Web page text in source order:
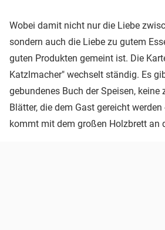
Wobei damit nicht nur die Liebe
sondern auch die Liebe zu gutem
guten Produkten gemeint ist. Die
Katzlmacher" wechselt ständig. Es
gebundenes Buch der Speisen,
Blätter, die dem Gast gereicht werden
kommt mit dem großen Holzbrett an